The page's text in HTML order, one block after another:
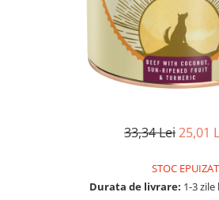
HRANA USCATA
NISIP & ASTERNUT IGIENIC
33,34 Lei25,01
STOC EPUIZAT
Durata de livrare: 1-3